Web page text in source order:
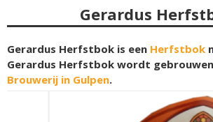
Gerardus
Gerardus Herfstbok is een Herfstbok
Gerardus Herfstbok wordt
Brouwerij in Gulpen.